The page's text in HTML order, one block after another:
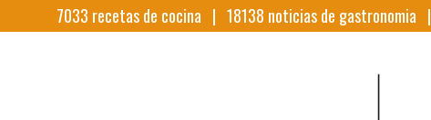
7033 recetas de cocina | 18138 noticias de gastronomia |